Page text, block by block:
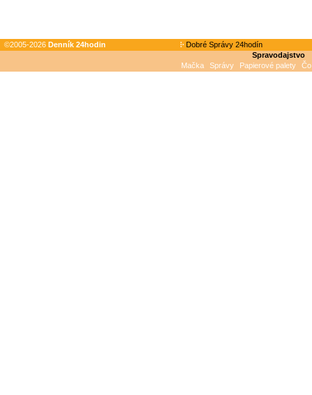
©2005-2026 Denník 24hodin
Dobré Správy 24hodín
Spravodajstvo
Mačka
Správy Papierové palety